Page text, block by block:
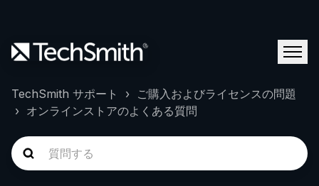
TechSmith サポート
ご購入およびライセンスの問題
オンラインストアのよくある質問